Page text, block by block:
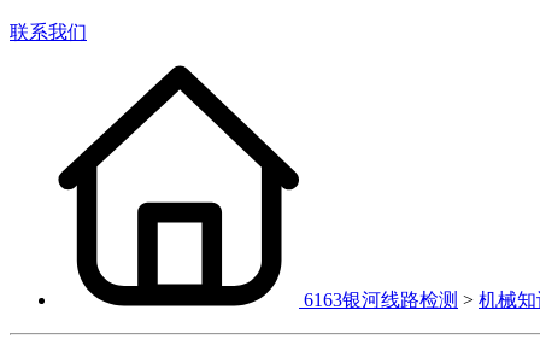
联系我们
6163银河线路检测 > 机械知